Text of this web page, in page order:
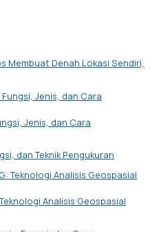
Membuat Denah Lokasi Sendiri,
Jenis, dan Cara
dan Teknik Pengukuran
Analisis Geospasial